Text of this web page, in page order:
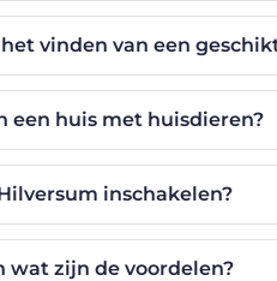
vinden van een
een huis met huisdieren?
inschakelen?
wat zijn de voordelen?